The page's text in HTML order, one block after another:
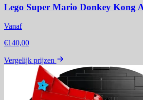
Lego Super Mario Donkey Kong
Vanaf
€140,00
Vergelijk prijzen